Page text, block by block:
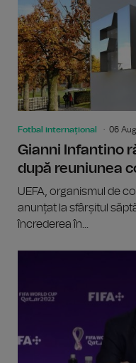
Fotbal internațional 06
Gianni Infantino
după reuniunea
UEFA, organismul de
anunțat la sfârșitul
încrederea în...